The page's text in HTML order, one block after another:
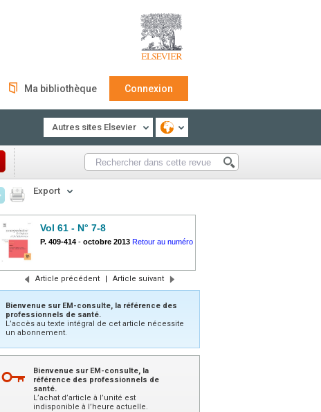
Ma bibliothèque Connexion
Autres sites Elsevier
Export
Vol 61 - N° 7-8
P. 409-414 - octobre 2013 Retour au numéro
Article précédent | Article suivant
Bienvenue sur EM-consulte, la référence des
professionnels de santé.
L’accès au texte intégral de cet article nécessite
un abonnement.
Bienvenue sur EM-consulte, la
référence des professionnels de
santé.
L’achat d’article à l’unité est
indisponible à l’heure actuelle.